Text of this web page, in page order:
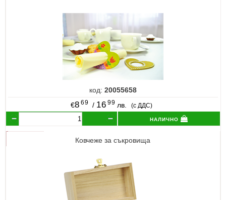
код: 20055658
€8 69 / 16 99 лв. (с ДДС)
налично
Ковчеже за съкровища